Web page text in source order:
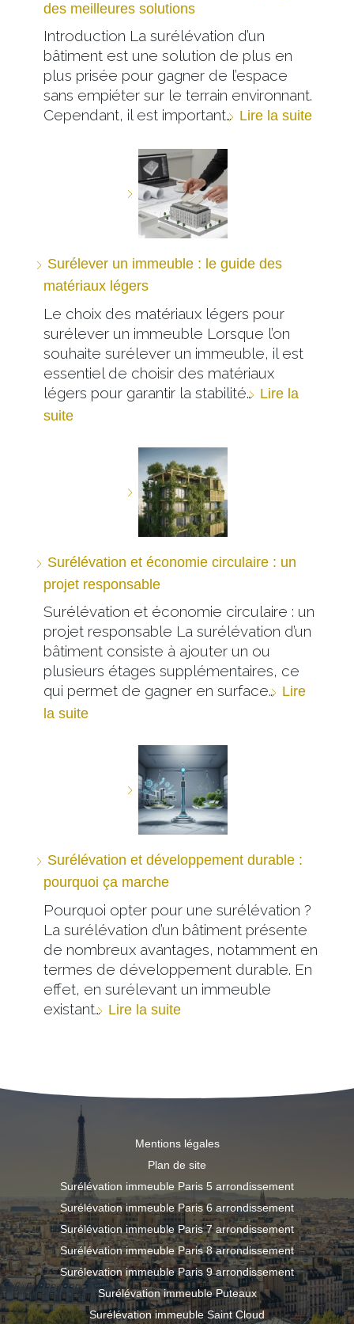
des meilleures solutions
Introduction La surélévation d’un
bâtiment est une solution de plus en
plus prisée pour gagner de l’espace
sans empiéter sur le terrain environnant.
Cependant, il est important… Lire la suite
Surélever un immeuble : le guide des
matériaux légers
Le choix des matériaux légers pour
surélever un immeuble Lorsque l’on
souhaite surélever un immeuble, il est
essentiel de choisir des matériaux
légers pour garantir la stabilité… Lire la
suite
Surélévation et économie circulaire : un
projet responsable
Surélévation et économie circulaire : un
projet responsable La surélévation d’un
bâtiment consiste à ajouter un ou
plusieurs étages supplémentaires, ce
qui permet de gagner en surface… Lire
la suite
Surélévation et développement durable :
pourquoi ça marche
Pourquoi opter pour une surélévation ?
La surélévation d’un bâtiment présente
de nombreux avantages, notamment en
termes de développement durable. En
effet, en surélevant un immeuble
existant… Lire la suite
Mentions légales
Plan de site
Surélévation immeuble Paris 5 arrondissement
Surélévation immeuble Paris 6 arrondissement
Surélévation immeuble Paris 7 arrondissement
Surélévation immeuble Paris 8 arrondissement
Surélevation immeuble Paris 9 arrondissement
Surélévation immeuble Puteaux
Surélévation immeuble Saint Cloud